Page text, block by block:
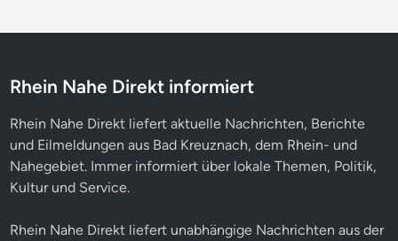
Rhein Nahe Direkt informiert
Rhein Nahe Direkt liefert aktuelle Nachrichten, Berichte
und Eilmeldungen aus Bad Kreuznach, dem Rhein- und
Nahegebiet. Immer informiert über lokale Themen, Politik,
Kultur und Service.
Rhein Nahe Direkt liefert unabhängige Nachrichten aus der